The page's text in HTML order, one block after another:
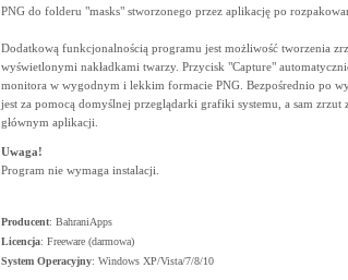
PNG do folderu "masks" stworzonego przez aplikację po
Dodatkową funkcjonalnością programu jest możliwość tworzenia
wyświetlonymi nakładkami twarzy. Przycisk "Capture"
monitora w wygodnym i lekkim formacie PNG. Bezpośrednio po
jest za pomocą domyślnej przeglądarki grafiki systemu, a sam zrzut
głównym aplikacji.
Uwaga!
Program nie wymaga instalacji.
Producent: BahraniApps
Licencja: Freeware (darmowa)
System Operacyjny: Windows XP/Vista/7/8/10